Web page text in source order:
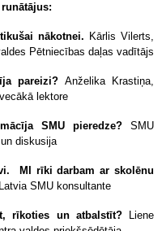
nākotnei. Kārlis Vilerts,
Pētniecības daļas vadītājs
pareizi?Anželika Krastiņa,
lektore
SMU pieredze?SMU
diskusija
MI rīki darbam ar skolēnu
SMU konsultante
rīkoties un atbalstīt?
Liene